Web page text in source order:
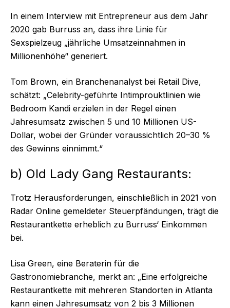
In einem Interview mit Entrepreneur aus dem Jahr
2020 gab Burruss an, dass ihre Linie für
Sexspielzeug „jährliche Umsatzeinnahmen in
Millionenhöhe“ generiert.
Tom Brown, ein Branchenanalyst bei Retail Dive,
schätzt: „Celebrity-geführte Intimprouktlinien wie
Bedroom Kandi erzielen in der Regel einen
Jahresumsatz zwischen 5 und 10 Millionen US-
Dollar, wobei der Gründer voraussichtlich 20–30 %
des Gewinns einnimmt.“
b) Old Lady Gang Restaurants:
Trotz Herausforderungen, einschließlich in 2021 von
Radar Online gemeldeter Steuerpfändungen, trägt die
Restaurantkette erheblich zu Burruss‘ Einkommen
bei.
Lisa Green, eine Beraterin für die
Gastronomiebranche, merkt an: „Eine erfolgreiche
Restaurantkette mit mehreren Standorten in Atlanta
kann einen Jahresumsatz von 2 bis 3 Millionen